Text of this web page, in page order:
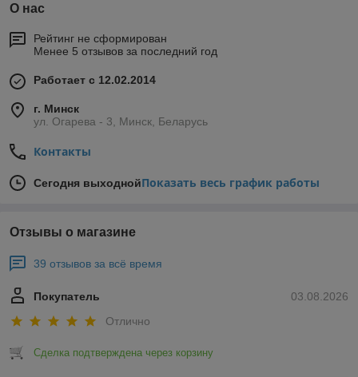
О нас
Рейтинг не сформирован
Менее 5 отзывов за последний год
Работает с 12.02.2014
г. Минск
ул. Огарева - 3, Минск, Беларусь
Контакты
Сегодня выходнойПоказать весь график работы
Отзывы о магазине
39 отзывов за всё время
03.08.2026
Покупатель
Отлично
Сделка подтверждена через корзину